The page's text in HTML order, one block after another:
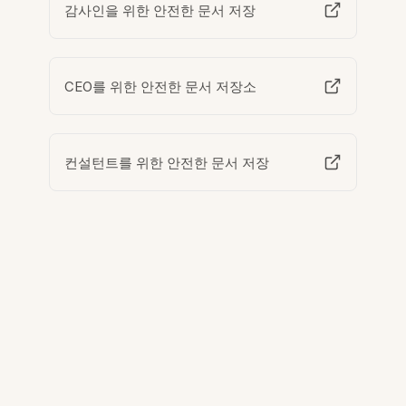
감사인을 위한 안전한 문서 저장
CEO를 위한 안전한 문서 저장소
컨설턴트를 위한 안전한 문서 저장